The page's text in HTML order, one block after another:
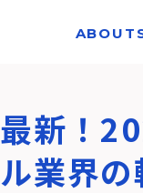
ABOUT
最新！
ル業界